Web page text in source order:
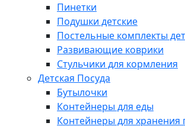
Пинетки
Подушки детские
Постельные комплекты
Развивающие коврики
Стульчики для кормления
Детская Посуда
Бутылочки
Контейнеры для еды
Контейнеры для хранения